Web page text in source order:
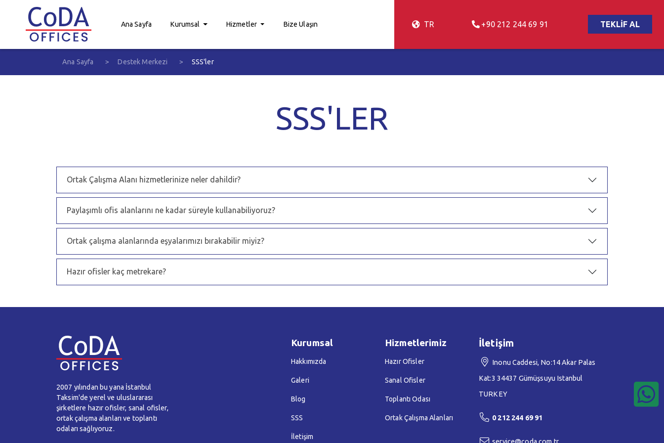
Ana Sayfa Kurumsal Hizmetler Bize Ulaşın TR +90 212 244 69 91 TEKLİF AL
Ana Sayfa Destek Merkezi SSS'ler
SSS'LER
Ortak Çalışma Alanı hizmetlerinize neler dahildir?
Paylaşımlı ofis alanlarını ne kadar süreyle kullanabiliyoruz?
Ortak çalışma alanlarında eşyalarımızı bırakabilir miyiz?
Hazır ofisler kaç metrekare?
2007 yılından bu yana İstanbul
Taksim'de yerel ve uluslararası
şirketlere hazır ofisler, sanal ofisler,
ortak çalışma alanları ve toplantı
odaları sağlıyoruz.
Kurumsal
Hakkımızda
Galeri
Blog
SSS
İletişim
Hizmetlerimiz
Hazır Ofisler
Sanal Ofisler
Toplantı Odası
Ortak Çalışma Alanları
İletişim
Inonu Caddesi, No:14 Akar Palas
Kat:3 34437 Gümüşsuyu Istanbul
TURKEY
0 212 244 69 91